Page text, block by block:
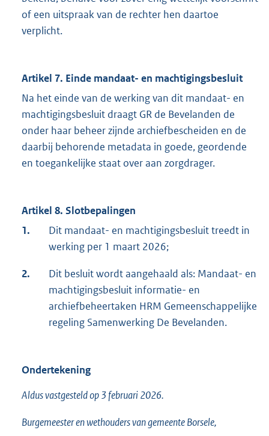
of een uitspraak van de rechter hen daartoe
verplicht.
Artikel 7. Einde mandaat- en machtigingsbesluit
Na het einde van de werking van dit mandaat- en
machtigingsbesluit draagt GR de Bevelanden de
onder haar beheer zijnde archiefbescheiden en de
daarbij behorende metadata in goede, geordende
en toegankelijke staat over aan zorgdrager.
Artikel 8. Slotbepalingen
1.
Dit mandaat- en machtigingsbesluit treedt in
werking per 1 maart 2026;
2.
Dit besluit wordt aangehaald als: Mandaat- en
machtigingsbesluit informatie- en
archiefbeheertaken HRM Gemeenschappelijke
regeling Samenwerking De Bevelanden.
Ondertekening
Aldus vastgesteld op 3 februari 2026.
Burgemeester en wethouders van gemeente Borsele,